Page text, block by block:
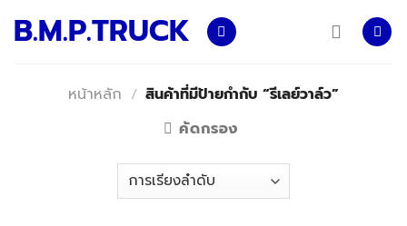
B.M.P.TRUCK
หน้าหลัก / สินค้าที่มีป้ายกำกับ “รีเลย์วาล์ว”
คัดกรอง